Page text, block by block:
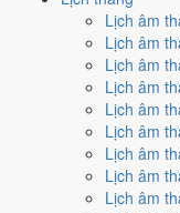
Lịch âm
Lịch âm
Lịch âm
Lịch âm
Lịch âm
Lịch âm
Lịch âm
Lịch âm
Lịch âm
Đen/Xanh
dương Vàng
Trắng/Bạc
181 /184 ngày
Luận giải ngũ hành,
gian. Nguồn tham chiếu:
Phương Thư. Dùng để
luận khoa học.